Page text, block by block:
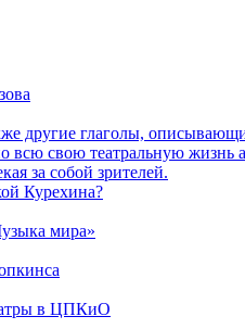
другие глаголы,
свою театральную жизнь
за собой зрителей.
Курехина?
мира»
в ЦПКиО